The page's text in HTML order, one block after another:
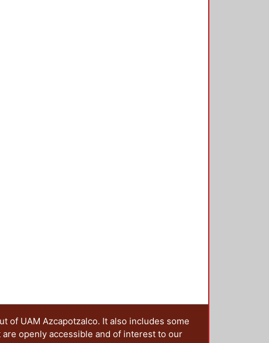
of UAM Azcapotzalco. It also includes some
openly accessible and of interest to our